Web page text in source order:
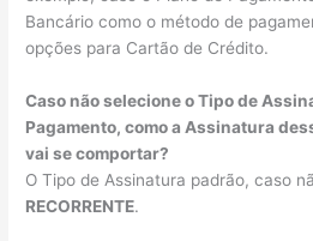
Bancário como o método de
opções para Cartão de Crédito.
Caso não selecione o Tipo de
Pagamento, como a Assinatura
vai se comportar?
O Tipo de Assinatura padrão, caso
RECORRENTE.